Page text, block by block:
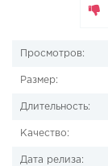
Просмотров:
Размер:
Длительность:
Качество:
Дата релиза: